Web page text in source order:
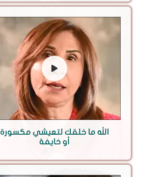
الله ما خلقك لتعيشي مكسورة
أو خايفة